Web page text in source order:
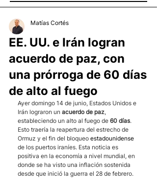
EE. UU. e Irán logran
acuerdo de paz, con
una prórroga de 60 días
de alto al fuego
Matías Cortés
Ayer domingo 14 de junio, Estados Unidos e
Irán lograron un acuerdo de paz,
estableciendo un alto al fuego de 60 días.
Esto traería la reapertura del estrecho de
Ormuz y el fin del bloqueo estadounidense
de los puertos iraníes. Esta noticia es
positiva en la economía a nivel mundial, en
donde se ha visto una inflación sostenida
desde que inició la guerra el 28 de febrero.